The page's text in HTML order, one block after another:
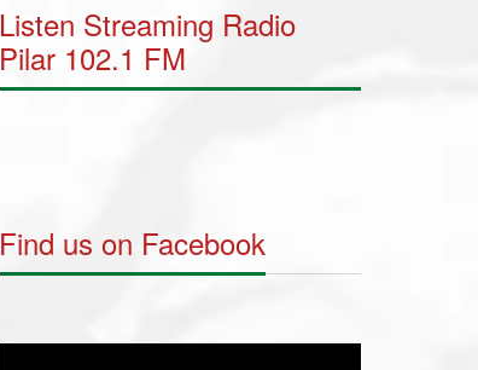
Listen Streaming Radio
Pilar 102.1 FM
Find us on Facebook